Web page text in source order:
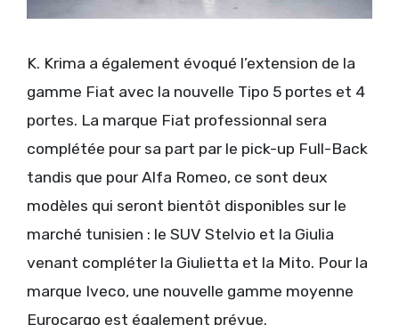
K. Krima a également évoqué l’extension de la
gamme Fiat avec la nouvelle Tipo 5 portes et 4
portes. La marque Fiat professionnal sera
complétée pour sa part par le pick-up Full-Back
tandis que pour Alfa Romeo, ce sont deux
modèles qui seront bientôt disponibles sur le
marché tunisien : le SUV Stelvio et la Giulia
venant compléter la Giulietta et la Mito. Pour la
marque Iveco, une nouvelle gamme moyenne
Eurocargo est également prévue.